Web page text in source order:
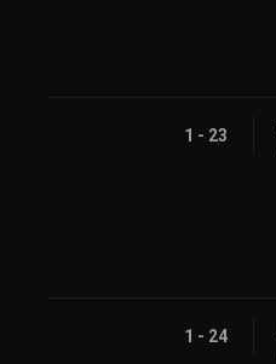
1 - 23
1 - 24